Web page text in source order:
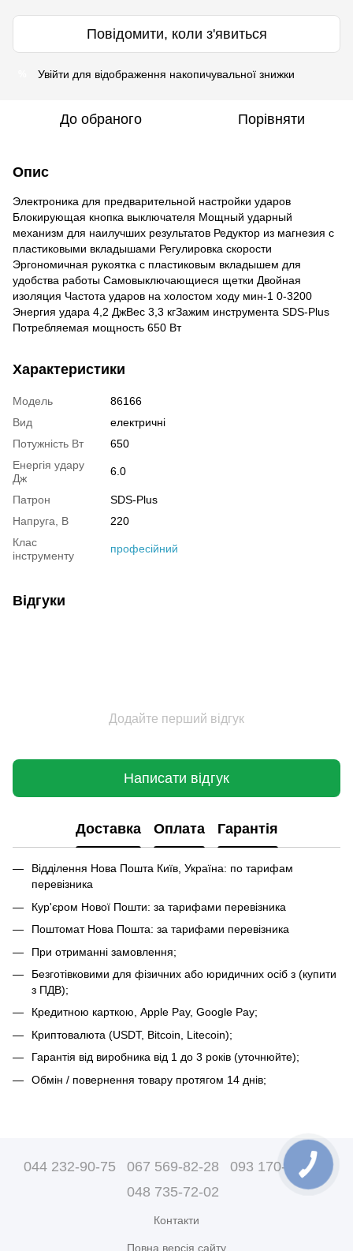
Повідомити, коли з'явиться
Увійти для відображення накопичувальної знижки
До обраного Порівняти
Опис
Электроника для предварительной настройки ударов
Блокирующая кнопка выключателя Мощный ударный
механизм для наилучших результатов Редуктор из магнезия с
пластиковыми вкладышами Регулировка скорости
Эргономичная рукоятка с пластиковым вкладышем для
удобства работы Самовыключающиеся щетки Двойная
изоляция Частота ударов на холостом ходу мин-1 0-3200
Энергия удара 4,2 ДжВес 3,3 кгЗажим инструмента SDS-Plus
Потребляемая мощность 650 Вт
Характеристики
Модель
86166
Вид
електричні
Потужність Вт
650
Енергія удару
Дж
6.0
Патрон
SDS-Plus
Напруга, В
220
Клас
інструменту
професійний
Відгуки
Додайте перший відгук
Написати відгук
Доставка Оплата Гарантія
Відділення Нова Пошта Київ, Україна: по тарифам
перевізника
Кур'єром Нової Пошти: за тарифами перевізника
Поштомат Нова Пошта: за тарифами перевізника
При отриманні замовлення;
Безготівковими для фізичних або юридичних осіб з (купити
з ПДВ);
Кредитною карткою, Apple Pay, Google Pay;
Криптовалюта (USDT, Bitcoin, Litecoin);
Гарантія від виробника від 1 до 3 років (уточнюйте);
Обмін / повернення товару протягом 14 днів;
044 232-90-75 067 569-82-28
093 170-07-89
048 735-72-02
Контакти
Повна версія сайту